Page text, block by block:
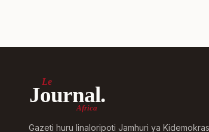
Le
Journal.
Africa
Gazeti huru linaloripoti Jamhuri ya